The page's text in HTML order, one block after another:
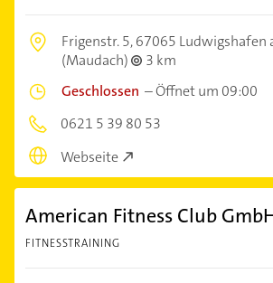
Frigenstr. 5,67065 Ludwigshafen
(Maudach)
3 km
Geschlossen –Öffnet um 09:00
0621 5 39 80 53
Webseite
American Fitness Club
FITNESSTRAINING